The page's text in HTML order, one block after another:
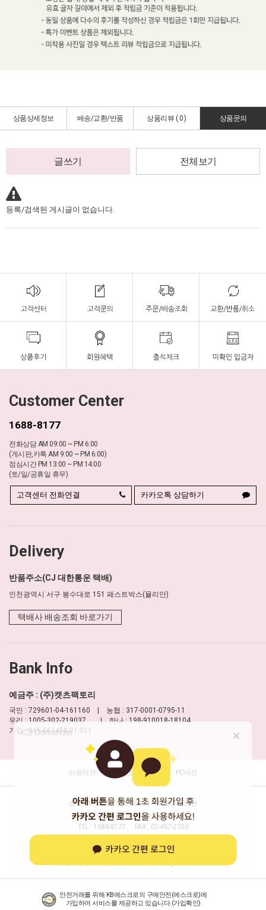
상품상세정보 배송/교환/반품 상품리뷰 ( 0) 상품문의
글쓰기 전체보기
등록/검색된 게시글이 없습니다.
Customer Center
1688-8177
전화상담 AM 09:00 ~ PM 6:00
(게시판,카톡 AM 9:00 ~ PM 6:00)
점심시간 PM 13:00 ~ PM 14:00
(토/일/공휴일 휴무)
고객센터 전화연결 카카오톡 상담하기
Delivery
반품주소(CJ 대한통운 택배)
인천광역시 서구 봉수대로 151 패스트박스(뮬리안)
택배사 배송조회 바로가기
Bank Info
예금주 : (주)캣츠팩토리
국민 : 729601-04-161160 | 농협 : 317-0001-0795-11
우리 : 1005-302-219037 | 하나 : 198-910018-18104
기업 : 015-061458-01-011
이용약관 개인정보 처리방침 PC버전
상호 : 주식회사 캣츠팩토리
대표 : 신보현
주소 : 서울시 성동구 고산자로6길 40
TEL : 1688-8177
FAX : 02-457-2330
통신판매업신고 : 제2013-서울성동-0032호
안전거래를 위해 KB에스크로의 구매안전(에스크로)에
가입하여 서비스를 제공하고 있습니다.(가입확인)